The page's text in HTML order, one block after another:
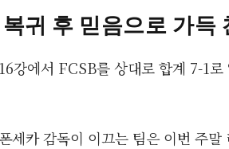
귀 후 믿음으로 가득
강에서 FCSB를 상대로 합계 7-1
세카 감독이 이끄는 팀은 이번 주